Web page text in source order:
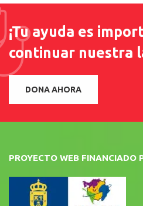
¡Tu ayuda es
continuar nuestra
DONA AHORA
PROYECTO WEB FINANCIADO